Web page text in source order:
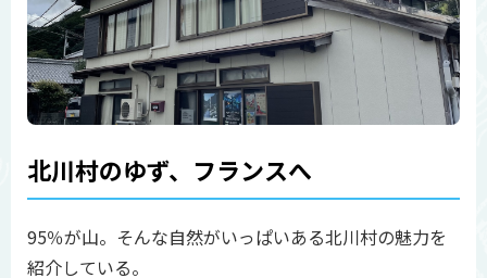
北川村のゆず、フランスへ
95％が山。そんな自然がいっぱいある北川村の魅力を
紹介している。